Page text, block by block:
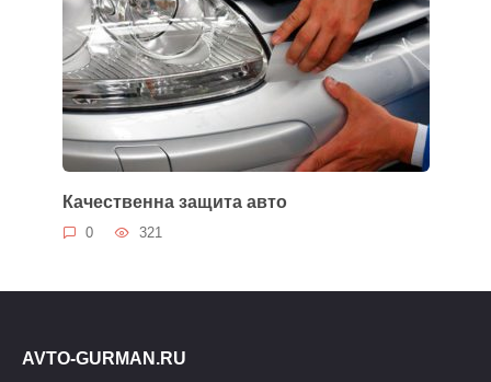
Качественна защита авто
0 321
AVTO-GURMAN.RU